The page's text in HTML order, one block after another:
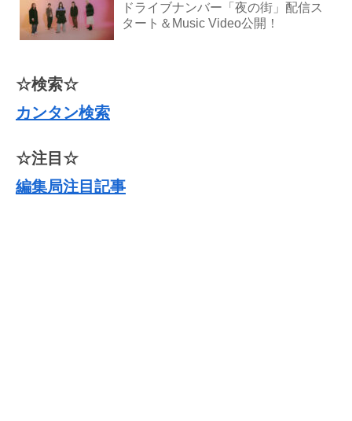
ドライブナンバー「夜の街」配信ス
タート＆Music Video公開！
☆検索☆
カンタン検索
☆注目☆
編集局注目記事